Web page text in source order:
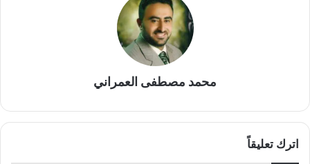
محمد مصطفى العمراني
اترك تعليقاً